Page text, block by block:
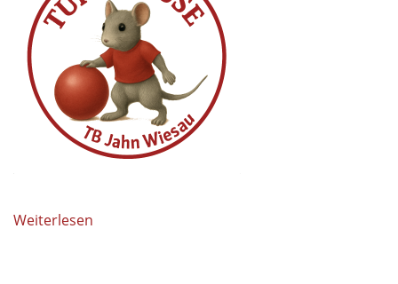
Weiterlesen